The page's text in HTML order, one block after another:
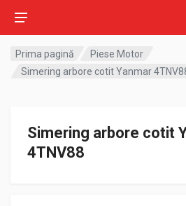
Prima pagină
Piese Motor
Simering arbore cotit Yanmar
Simering arbore cotit
4TNV88